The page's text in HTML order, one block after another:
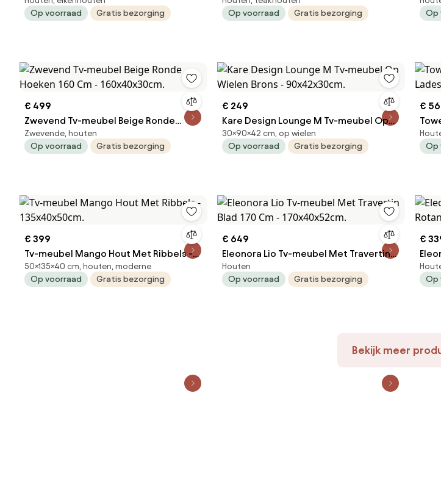
120x40x55.6cm.
Op voorraad
Gratis bezorging
Lades - 200cm Corona -
200x50x60cm.
Op voorraad
Gratis bezorging
Op
€ 499
Zwevend Tv-meubel Beige Ronde
Hoeken 160 Cm - 160x40x30cm.
Zwevende, houten
Op voorraad
Gratis bezorging
€ 249
Kare Design Lounge M Tv-meubel Op
Wielen Brons - 90x42x30cm.
30×90×42 cm, op wielen
Op voorraad
Gratis bezorging
€
Op
€ 399
Tv-meubel Mango Hout Met Ribbels -
135x40x50cm.
50×135×40 cm, houten, moderne
Op voorraad
Gratis bezorging
€ 649
Eleonora Lio Tv-meubel Met Travertin
Blad 170 Cm - 170x40x52cm.
Houten
Op voorraad
Gratis bezorging
€
Op
Bekijk meer